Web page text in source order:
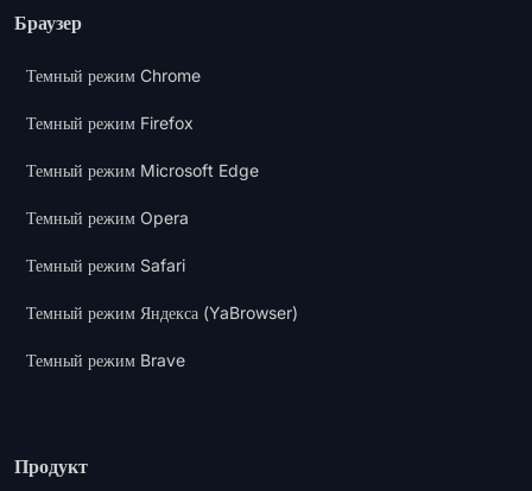
Браузер
Темный режим Chrome
Темный режим Firefox
Темный режим Microsoft Edge
Темный режим Opera
Темный режим Safari
Темный режим Яндекса (YaBrowser)
Темный режим Brave
Продукт